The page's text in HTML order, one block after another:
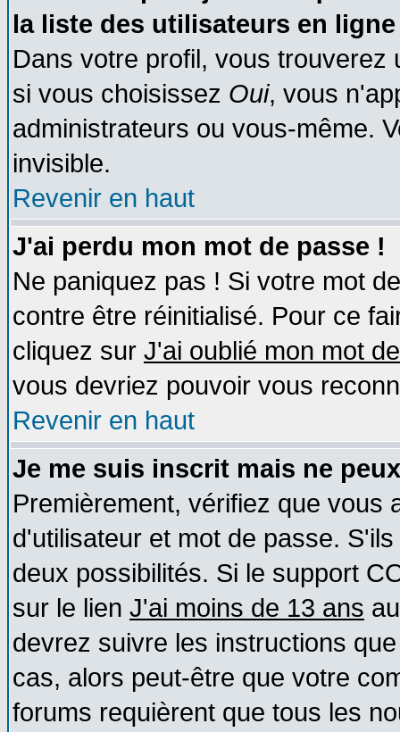
la liste des utilisateurs en
Dans votre profil, vous trouverez
si vous choisissez Oui, vous
administrateurs ou vous-même.
invisible.
Revenir en haut
J'ai perdu mon mot de passe !
Ne paniquez pas ! Si votre mot
contre être réinitialisé. Pour ce
cliquez sur J'ai oublié mon mot
vous devriez pouvoir vous
Revenir en haut
Je me suis inscrit mais ne
Premièrement, vérifiez que vous
d'utilisateur et mot de passe.
deux possibilités. Si le support
sur le lien J'ai moins de 13 ans
devrez suivre les instructions
cas, alors peut-être que votre
forums requièrent que tous les